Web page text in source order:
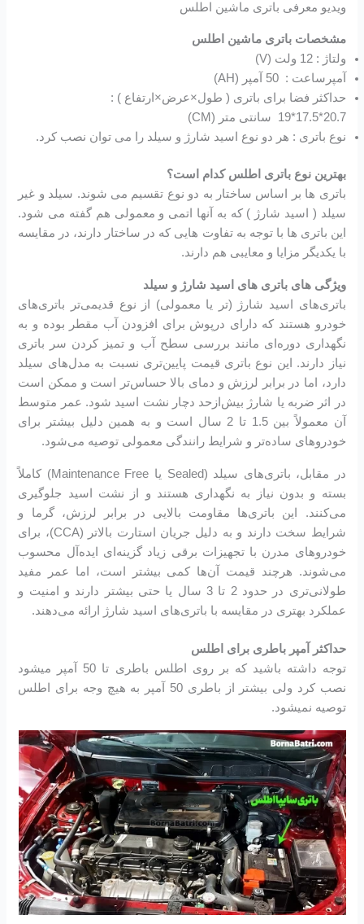
ویدیو معرفی باتری ماشین اطلس
مشخصات باتری ماشین اطلس
ولتاژ : 12 ولت (V)
آمپرساعت : 50 آمپر (AH)
حداکثر فضا برای باتری ( طول×عرض×ارتفاع ) :
20.7*17.5*19 سانتی متر (CM)
نوع باتری : هر دو نوع اسید شارژ و سیلد را می توان نصب کرد.
بهترین نوع باتری اطلس کدام است؟
باتری ها بر اساس ساختار به دو نوع تقسیم می شوند. سیلد و غیر
سیلد ( اسید شارژ ) که به آنها اتمی و معمولی هم گفته می شود.
این باتری ها با توجه به تفاوت هایی که در ساختار دارند، در مقایسه
با یکدیگر مزایا و معایبی هم دارند.
ویژگی های باتری های اسید شارژ و سیلد
باتری‌های اسید شارژ (تر یا معمولی) از نوع قدیمی‌تر باتری‌های
خودرو هستند که دارای درپوش برای افزودن آب مقطر بوده و به
نگهداری دوره‌ای مانند بررسی سطح آب و تمیز کردن سر باتری
نیاز دارند. این نوع باتری قیمت پایین‌تری نسبت به مدل‌های سیلد
دارد، اما در برابر لرزش و دمای بالا حساس‌تر است و ممکن است
در اثر ضربه یا شارژ بیش‌ازحد دچار نشت اسید شود. عمر متوسط
آن معمولاً بین 1.5 تا 2 سال است و به همین دلیل بیشتر برای
خودروهای ساده‌تر و شرایط رانندگی معمولی توصیه می‌شود.
در مقابل، باتری‌های سیلد (Sealed یا Maintenance Free) کاملاً
بسته و بدون نیاز به نگهداری هستند و از نشت اسید جلوگیری
می‌کنند. این باتری‌ها مقاومت بالایی در برابر لرزش، گرما و
شرایط سخت دارند و به دلیل جریان استارت بالاتر (CCA)، برای
خودروهای مدرن با تجهیزات برقی زیاد گزینه‌ای ایده‌آل محسوب
می‌شوند. هرچند قیمت آن‌ها کمی بیشتر است، اما عمر مفید
طولانی‌تری در حدود 2 تا 3 سال یا حتی بیشتر دارند و امنیت و
عملکرد بهتری در مقایسه با باتری‌های اسید شارژ ارائه می‌دهند.
حداکثر آمپر باطری برای اطلس
توجه داشته باشید که بر روی اطلس باطری تا 50 آمپر میشود
نصب کرد ولی بیشتر از باطری 50 آمپر به هیچ وجه برای اطلس
توصیه نمیشود.